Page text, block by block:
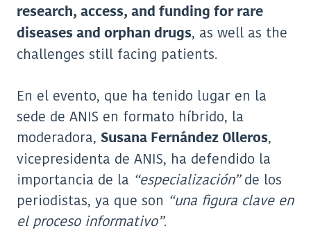
research, access, and funding for rare
diseases and orphan drugs, as well as the
challenges still facing patients.
En el evento, que ha tenido lugar en la
sede de ANIS en formato híbrido, la
moderadora, Susana Fernández Olleros,
vicepresidenta de ANIS, ha defendido la
importancia de la “especialización”de los
periodistas, ya que son “una figura clave en
el proceso informativo”.